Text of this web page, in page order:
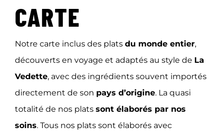
CARTE
Notre carte inclus des plats du monde entier,
découverts en voyage et adaptés au style de La
Vedette, avec des ingrédients souvent importés
directement de son pays d’origine. La quasi
totalité de nos plats sont élaborés par nos
soins. Tous nos plats sont élaborés avec